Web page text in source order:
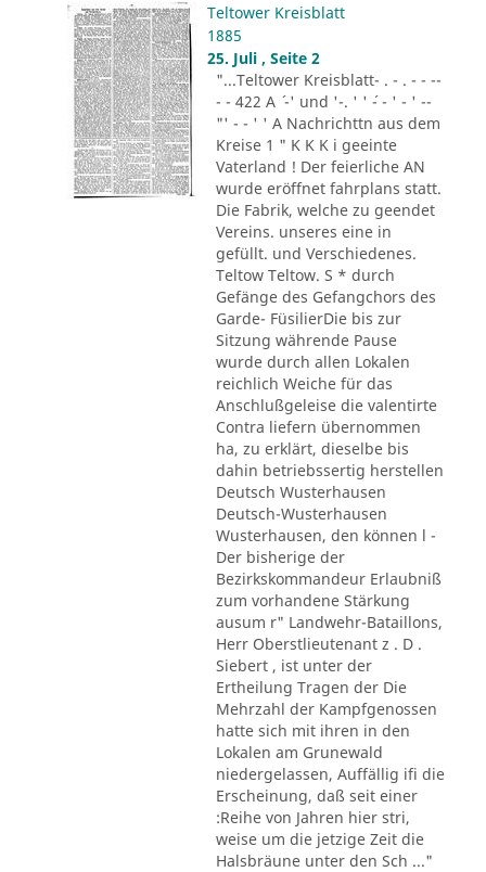
Teltower Kreisblatt
1885
25. Juli , Seite 2
"...Teltower Kreisblatt- . - . - - --
- - 422 A ´ -' und '-. ' ' ´- - ' - ' --
"' - - ' ' A Nachrichttn aus dem
Kreise 1 " K K K i geeinte
Vaterland ! Der feierliche AN
wurde eröffnet fahrplans statt.
Die Fabrik, welche zu geendet
Vereins. unseres eine in
gefüllt. und Verschiedenes.
Teltow Teltow. S * durch
Gefänge des Gefangchors des
Garde- FüsilierDie bis zur
Sitzung währende Pause
wurde durch allen Lokalen
reichlich Weiche für das
Anschlußgeleise die valentirte
Contra liefern übernommen
ha, zu erklärt, dieselbe bis
dahin betriebssertig herstellen
Deutsch Wusterhausen
Deutsch-Wusterhausen
Wusterhausen, den können l -
Der bisherige der
Bezirkskommandeur Erlaubniß
zum vorhandene Stärkung
ausum r" Landwehr-Bataillons,
Herr Oberstlieutenant z . D .
Siebert , ist unter der
Ertheilung Tragen der Die
Mehrzahl der Kampfgenossen
hatte sich mit ihren in den
Lokalen am Grunewald
niedergelassen, Auffällig ifi die
Erscheinung, daß seit einer
:Reihe von Jahren hier stri,
weise um die jetzige Zeit die
Halsbräune unter den Sch ..."